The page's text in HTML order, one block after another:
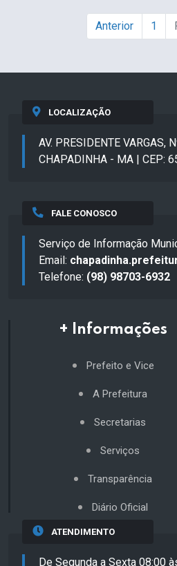
Anterior 1
LOCALIZAÇÃO
AV. PRESIDENTE VARGAS,
CHAPADINHA - MA | CEP:
FALE CONOSCO
Serviço de Informação
Email:
Telefone: (98) 98703-6932
+ Informações
Prefeito e Vice
A Prefeitura
Secretarias
Serviços
Transparência
Diário Oficial
ATENDIMENTO
De Segunda a Sexta 08:00